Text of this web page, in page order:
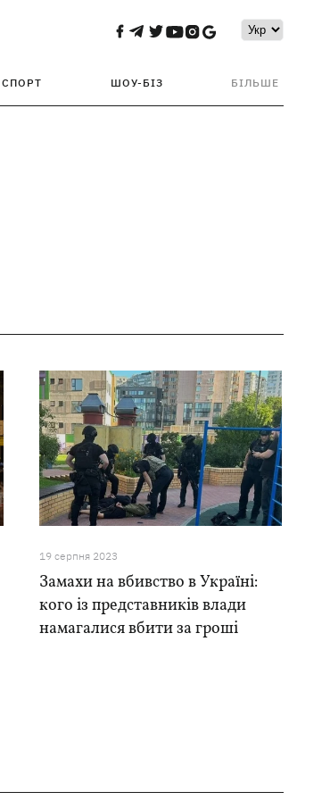
СПОРТ ШОУ-БІЗ БІЛЬШЕ
19 серпня 2023
Замахи на вбивство в Україні:
кого із представників влади
намагалися вбити за гроші